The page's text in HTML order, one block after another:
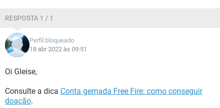
RESPOSTA 1 / 1
Perfil bloqueado
18 abr 2022 às 09:51
Oi Gleise,
Consulte a dica Conta gemada Free Fire: como conseguir
doação.